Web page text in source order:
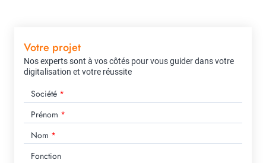
Votre projet
Nos experts sont à vos côtés pour vous guider dans votre
digitalisation et votre réussite
Société
Prénom
Nom
Fonction